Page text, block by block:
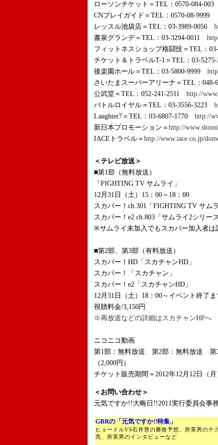
ローソンチケット＝TEL：0570-084-003
CNプレイガイド＝TEL：0570-08-9999
レッスル池袋店＝TEL：03-3989-0056
書泉グランデ＝TEL：03-3294-0011
フィットネスショップ格闘技＝TEL：
チケット＆トラベルT-1＝TEL：03-
後楽園ホール＝TEL：03-5800-9999
さいたまスーパーアリーナ＝TEL：
公武堂＝TEL：052-241-2511 http://
バトルロイヤル＝TEL：03-3556-3223
Laughter7＝TEL：03-6807-1770 http://
新日本プロモーション＝ http://
IACEトラベル＝ http://www.iace.co.jp/
＜テレビ放送＞
■第1部（無料放送）
「FIGHTING TV サムライ」
12月31日（土）15：00～18：00
スカパー！ch.301「FIGHTING TV サム
スカパー！e2 ch.803「サムライ2シリー
※サムライ未加入でもスカパー加入者は
■第2部、第3部（有料放送）
スカパー！HD「スカチャンHD」
スカパー！「スカチャン」
スカパー！e2「スカチャンHD」
12月31日（土）18：00～イベント終了ま
視聴料金/3,150円
※再放送などの詳細はスカチャンHPへ
ニコニコ動画
第1部：無料放送 第2部：無料放送 第
（2,000円）
チケット販売期間＝2012年12月12日（
＜お問い合わせ＞
元気ですか!!大晦日!!2011実行委員会事
GBRの「元気ですか!!特集」
ヒョードルVS石井慧の勝敗予想、所英男のテ
亮、所英男のインタビューなど